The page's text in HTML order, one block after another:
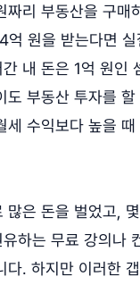
짜리 부동산을 구매
억 원을 받는다면
내 돈은 1억 원인
도 부동산 투자를
세 수익보다 높을
많은 돈을 벌었고,
하는 무료 강의나
다. 하지만 이러한